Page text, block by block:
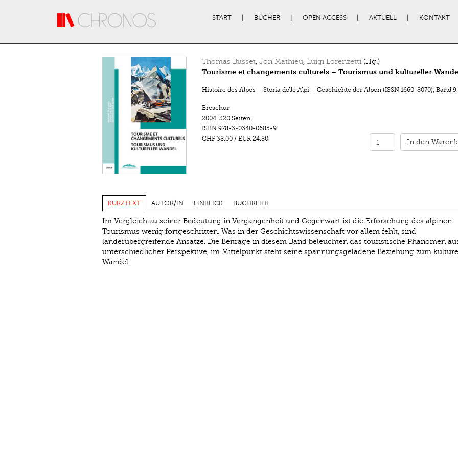
START BÜCHER OPEN ACCESS AKTUELL KONTAKT
Thomas Busset, Jon Mathieu, Luigi Lorenzetti(Hg.)
Tourisme et changements culturels – Tourismus und kultureller
Histoire des Alpes – Storia delle Alpi – Geschichte der Alpen (ISSN 1660-8070), Band 9
Broschur
2004. 320 Seiten
ISBN 978-3-0340-0685-9
CHF 38.00/ EUR 24.80 In den
KURZTEXT AUTOR/IN EINBLICK BUCHREIHE
Im Vergleich zu seiner Bedeutung in Vergangenheit und Gegenwart ist die Erforschung des alpinen
Tourismus wenig fortgeschritten. Was in der Geschichtswissenschaft vor allem fehlt, sind
länderübergreifende Ansätze. Die Beiträge in diesem Band beleuchten das touristische Phänomen
unterschiedlicher Perspektive, im Mittelpunkt steht seine spannungsgeladene Beziehung zum
Wandel.